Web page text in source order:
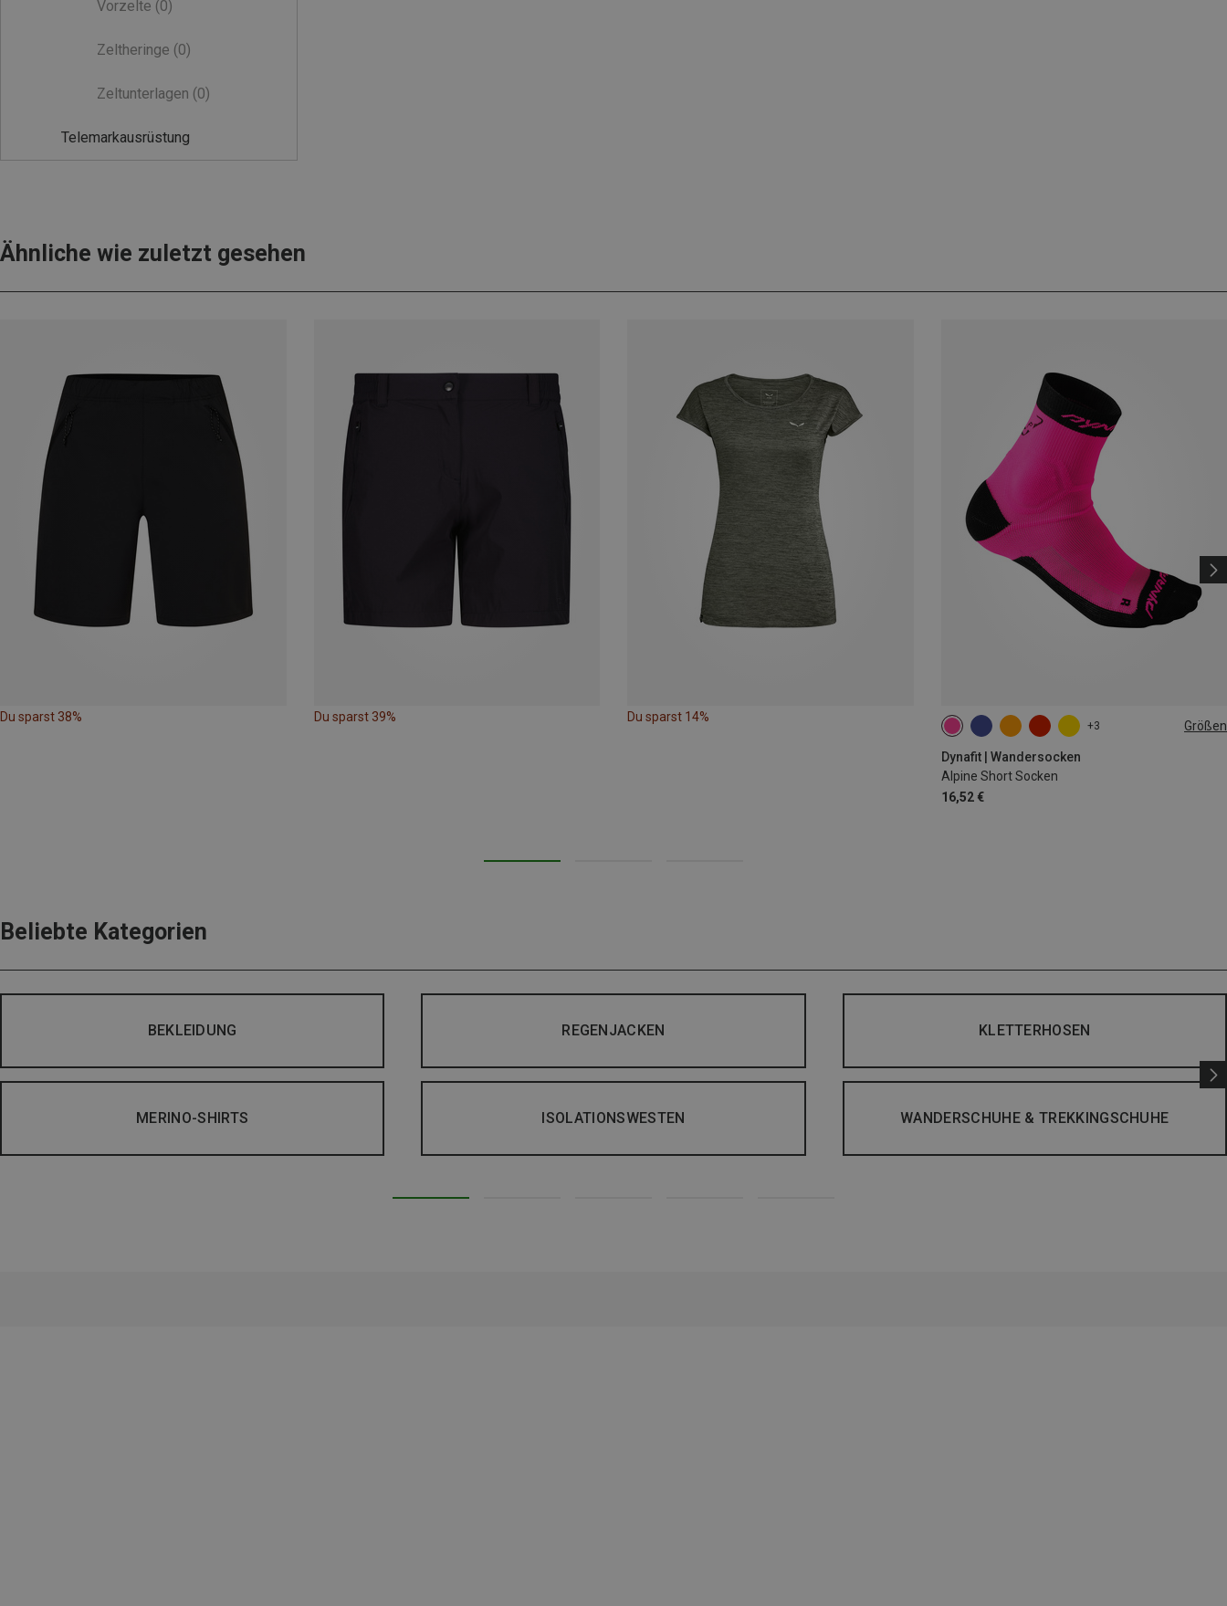
Vorzelte (0)
Zeltheringe (0)
Zeltunterlagen (0)
Telemarkausrüstung
Ähnliche wie zuletzt gesehen
Du sparst 38% Du sparst 39% Du sparst 14%
+3 Größen
Dynafit | Wandersocken
Alpine Short Socken
16,52 €
35|36|37|38 39|40|41|42
Beliebte Kategorien
BEKLEIDUNG REGENJACKEN KLETTERHOSEN
MERINO-SHIRTS ISOLATIONSWESTEN WANDERSCHUHE & TREKKINGSCHUHE